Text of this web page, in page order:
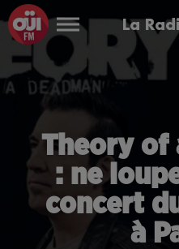
La
Theory of
: ne
concert
à